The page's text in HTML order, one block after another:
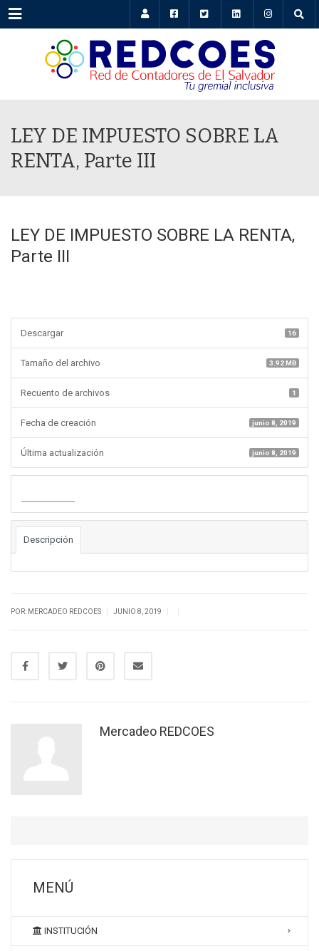
Menu
LEY DE IMPUESTO SOBRE LA
RENTA, Parte III
LEY DE IMPUESTO SOBRE LA RENTA,
Parte III
Descargar 16
Tamaño del archivo 3.92 MB
Recuento de archivos 1
Fecha de creación junio 8, 2019
Última actualización junio 8, 2019
Descripción
POR: MERCADEO REDCOES JUNIO 8, 2019
Mercadeo REDCOES
MENÚ
INSTITUCIÓN